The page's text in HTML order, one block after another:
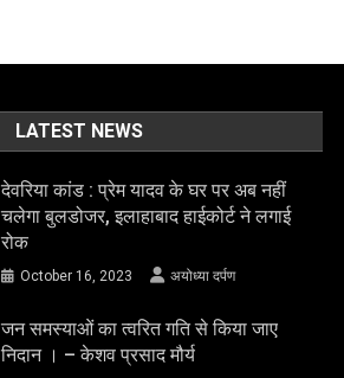
LATEST NEWS
देवरिया कांड : प्रेम यादव के घर पर अब नहीं
चलेगा बुलडोजर, इलाहाबाद हाईकोर्ट ने लगाई
रोक
October 16, 2023 अयोध्या दर्पण
जन समस्याओं का त्वरित गति से किया जाए
निदान । – केशव प्रसाद मौर्य